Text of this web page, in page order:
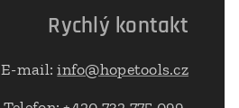
Rychlý kontakt
E-mail:info@hopetools.cz